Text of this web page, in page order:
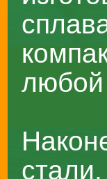
любой